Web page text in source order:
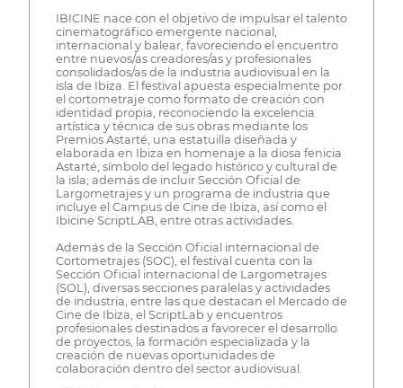
IBICINE nace con el objetivo de impulsar el talento
cinematográfico emergente nacional,
internacional y balear, favoreciendo el encuentro
entre nuevos/as creadores/as y profesionales
consolidados/as de la industria audiovisual en la
isla de Ibiza. El festival apuesta especialmente por
el cortometraje como formato de creación con
identidad propia, reconociendo la excelencia
artística y técnica de sus obras mediante los
Premios Astarté, una estatuilla diseñada y
elaborada en Ibiza en homenaje a la diosa fenicia
Astarté, símbolo del legado histórico y cultural de
la isla; además de incluir Sección Oficial de
Largometrajes y un programa de industria que
incluye el Campus de Cine de Ibiza, así como el
Ibicine ScriptLAB, entre otras actividades.
Además de la Sección Oficial internacional de
Cortometrajes (SOC), el festival cuenta con la
Sección Oficial internacional de Largometrajes
(SOL), diversas secciones paralelas y actividades
de industria, entre las que destacan el Mercado de
Cine de Ibiza, el ScriptLab y encuentros
profesionales destinados a favorecer el desarrollo
de proyectos, la formación especializada y la
creación de nuevas oportunidades de
colaboración dentro del sector audiovisual.